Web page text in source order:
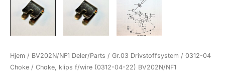
Hjem / BV202N/NF1 Deler/Parts / Gr.03 Drivstoffsystem / 0312-04
Choke / Choke, klips f/wire (0312-04-22) BV202N/NF1